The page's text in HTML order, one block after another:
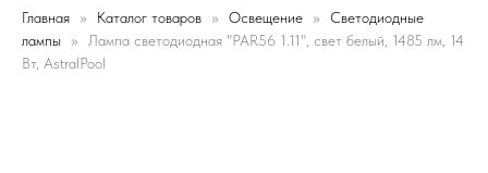
Главная Каталог товаров Освещение
Светодиодные
лампы
Лампа светодиодная "PAR56 1.11", свет белый, 1485 лм, 14
Вт, AstralPool